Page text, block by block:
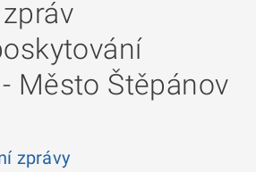
Město Štěpánov
zprávy